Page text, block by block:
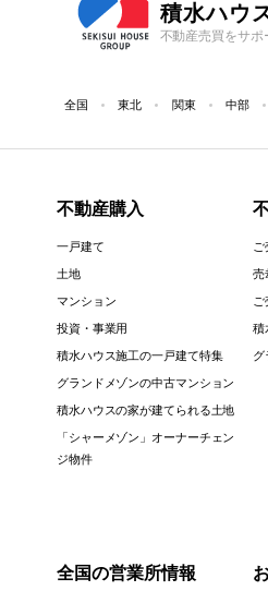
積水ハウ
不動産売買をサポ
全国 東北 関東 中部
不動産購入
一戸建て
土地
マンション
投資・事業用
積水ハウス施工の一戸建て特集
グランドメゾンの中古マンション
積水ハウスの家が建てられる土地
「シャーメゾン」オーナーチェン
ジ物件
売
ご
積
グ
全国の営業所情報